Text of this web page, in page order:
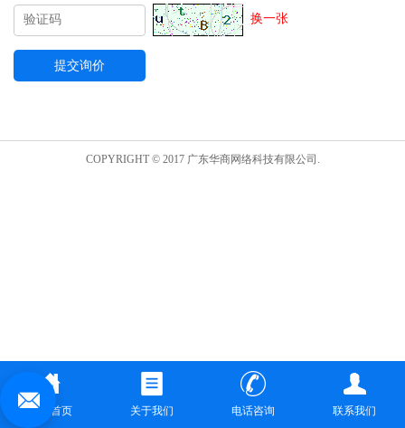
换一张
COPYRIGHT © 2017 广东华商网络科技有限公司.
网站首页 关于我们 电话咨询 联系我们